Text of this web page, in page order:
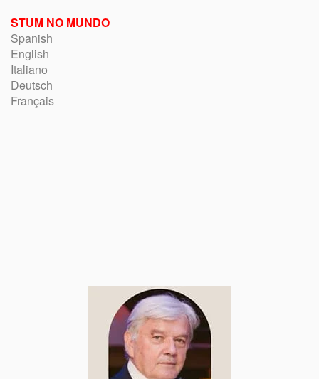
STUM NO MUNDO
Spanish
English
Italiano
Deutsch
Français